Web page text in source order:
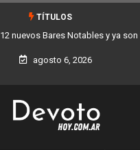
TÍTULOS
móviles de la Ciudad llegan
agosto 6, 2026